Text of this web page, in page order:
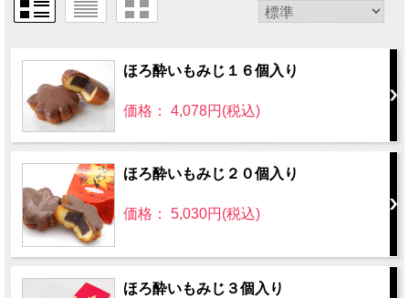
ほろ酔いもみじ１６個入り
価格： 4,078円(税込)
ほろ酔いもみじ２０個入り
価格： 5,030円(税込)
ほろ酔いもみじ３個入り